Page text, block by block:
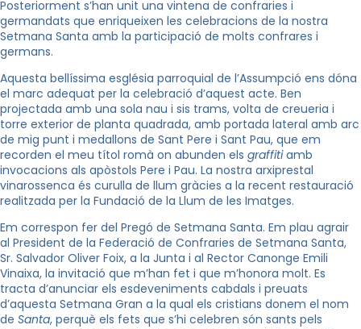
Posteriorment s’han unit una vintena de confraries i
germandats que enriqueixen les celebracions de la nostra
Setmana Santa amb la participació de molts confrares i
germans.
Aquesta bellíssima església parroquial de l’Assumpció ens dóna
el marc adequat per la celebració d’aquest acte. Ben
projectada amb una sola nau i sis trams, volta de creueria i
torre exterior de planta quadrada, amb portada lateral amb arc
de mig punt i medallons de Sant Pere i Sant Pau, que em
recorden el meu títol romà on abunden els graffitiamb
invocacions als apòstols Pere i Pau. La nostra arxiprestal
vinarossenca és curulla de llum gràcies a la recent restauració
realitzada per la Fundació de la Llum de les Imatges.
Em correspon fer del Pregó de Setmana Santa. Em plau agrair
al President de la Federació de Confraries de Setmana Santa,
Sr. Salvador Oliver Foix, a la Junta i al Rector Canonge Emili
Vinaixa, la invitació que m’han fet i que m’honora molt. Es
tracta d’anunciar els esdeveniments cabdals i preuats
d’aquesta Setmana Gran a la qual els cristians donem el nom
de Santa, perquè els fets que s’hi celebren són sants pels